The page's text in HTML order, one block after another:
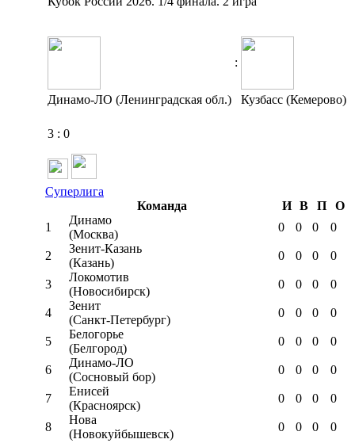
:
Динамо-ЛО (Ленинградская обл.) Кузбасс (Кемерово)
3 : 0
Суперлига
Команда
И В П
О
1
Динамо
(Москва)
0 0 0 0
2
Зенит-Казань
(Казань)
0 0 0 0
3
Локомотив
(Новосибирск)
0 0 0 0
4
Зенит
(Санкт-Петербург)
0 0 0 0
5
Белогорье
(Белгород)
0 0 0 0
6
Динамо-ЛО
(Сосновый бор)
0 0 0 0
7
Енисей
(Красноярск)
0 0 0 0
8
Нова
(Новокуйбышевск)
0 0 0 0